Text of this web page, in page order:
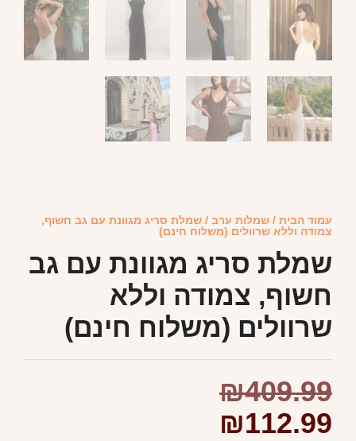
עמוד הבית / שמלות ערב / שמלת סריג מגוונת עם גב חשוף,
צמודה וללא שרוולים (משלוח חינם)
שמלת סריג מגוונת עם גב
חשוף, צמודה וללא
שרוולים (משלוח חינם)
₪409.99
₪112.99